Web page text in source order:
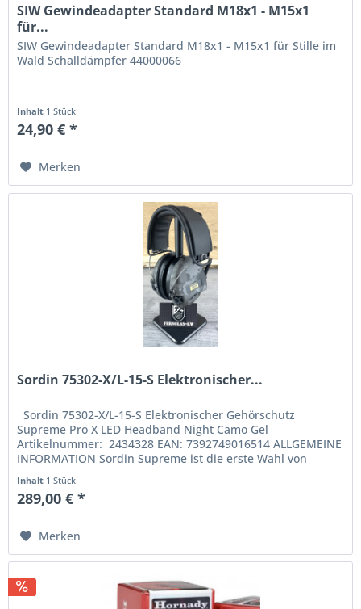
SIW Gewindeadapter Standard M18x1 - M15x1
für...
SIW Gewindeadapter Standard M18x1 - M15x1 für Stille im
Wald Schalldämpfer 44000066
Inhalt 1 Stück
24,90 € *
Merken
Sordin 75302-X/L-15-S Elektronischer...
Sordin 75302-X/L-15-S Elektronischer Gehörschutz
Supreme Pro X LED Headband Night Camo Gel
Artikelnummer: 2434328 EAN: 7392749016514 ALLGEMEINE
INFORMATION Sordin Supreme ist die erste Wahl von
Inhalt 1 Stück
289,00 € *
Merken